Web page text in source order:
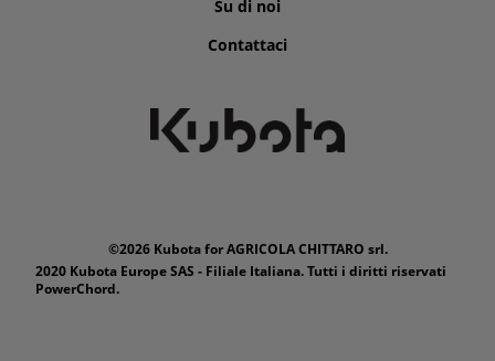
Su di noi
Contattaci
©2026 Kubota for AGRICOLA CHITTARO srl.
2020 Kubota Europe SAS - Filiale Italiana. Tutti i diritti riservati
PowerChord.